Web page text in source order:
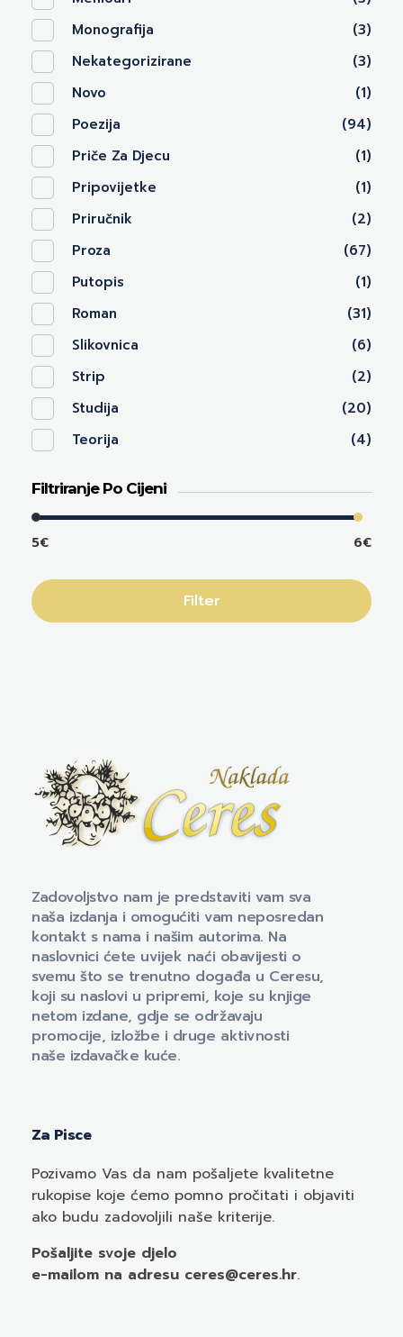
Monografija
(3)
Nekategorizirane
(3)
Novo
(1)
Poezija
(94)
Priče Za Djecu
(1)
Pripovijetke
(1)
Priručnik
(2)
Proza
(67)
Putopis
(1)
Roman
(31)
Slikovnica
(6)
Strip
(2)
Studija
(20)
Teorija
(4)
Filtriranje Po Cijeni
5€ 6€
Filter
Zadovoljstvo nam je predstaviti vam sva
naša izdanja i omogućiti vam neposredan
kontakt s nama i našim autorima. Na
naslovnici ćete uvijek naći obavijesti o
svemu što se trenutno događa u Ceresu,
koji su naslovi u pripremi, koje su knjige
netom izdane, gdje se održavaju
promocije, izložbe i druge aktivnosti
naše izdavačke kuće.
Za Pisce
Pozivamo Vas da nam pošaljete kvalitetne
rukopise koje ćemo pomno pročitati i objaviti
ako budu zadovoljili naše kriterije.
Pošaljite svoje djelo
e-mailom na adresu ceres@ceres.hr.